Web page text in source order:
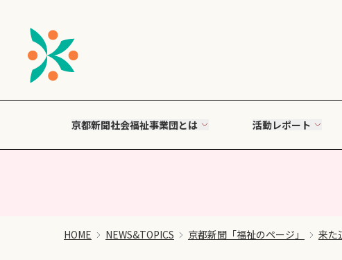
京都新聞社会福祉事業団とは 活動レポート
HOME NEWS&TOPICS 京都新聞「福祉のページ」 来た